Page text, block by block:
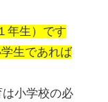
年生）です
生であれば
小学校の必